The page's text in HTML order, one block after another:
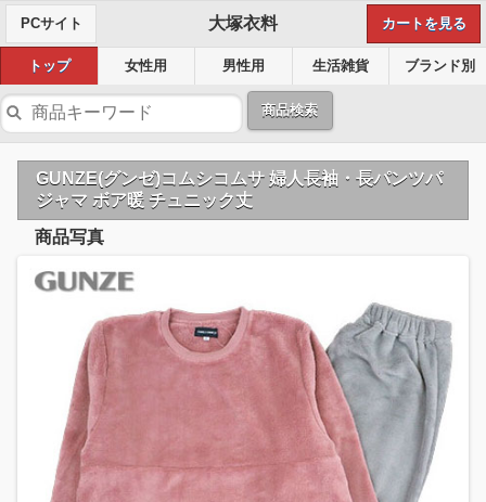
PCサイト 大塚衣料 カートを見る
トップ 女性用 男性用 生活雑貨 ブランド別
商品検索
GUNZE(グンゼ)コムシコムサ 婦人長袖・長パンツパ
ジャマ ボア暖 チュニック丈
商品写真